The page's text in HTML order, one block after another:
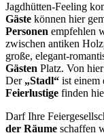
Jagdhütten-Feeling
Gäste können hier
Personen empfehlen
zwischen antiken
große, elegant-­
Gästen Platz. Von
Der „Stadl“ ist einem
Feierlustige finden
Darf Ihre
der Räume schaffen